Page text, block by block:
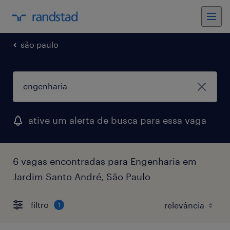
são paulo
ative um alerta de busca para essa vaga
6 vagas encontradas para Engenharia em
Jardim Santo André, São Paulo
filtro 1